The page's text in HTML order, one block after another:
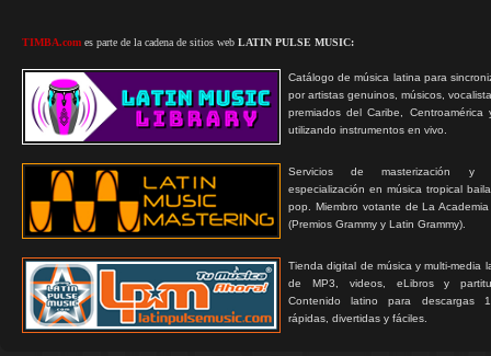
TIMBA.com es parte de la cadena de sitios web LATIN PULSE MUSIC:
Catálogo de música latina para
por artistas genuinos, músicos,
premiados del Caribe, Centroamérica
utilizando instrumentos en vivo.
Servicios de masterización y
especialización en música tropical
pop. Miembro votante de La
(Premios Grammy y Latin Grammy).
Tienda digital de música y multi-media
de MP3, videos, eLibros y
Contenido latino para descargas
rápidas, divertidas y fáciles.